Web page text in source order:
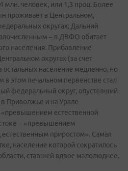
млн. человек, или 1,3 проц. Более
проживает в Центральном,
округах; Дальний
– в ДВФО обитает
населения. Прибавление
округах (за счет
остальных население медленно, но
этом печальном первенстве стал
федеральный округ, опустевший
Приволжье и на Урале
естественной
– «превышением
естественным приростом». Самая
население которой сократилось
ставшей вдвое малолюднее.